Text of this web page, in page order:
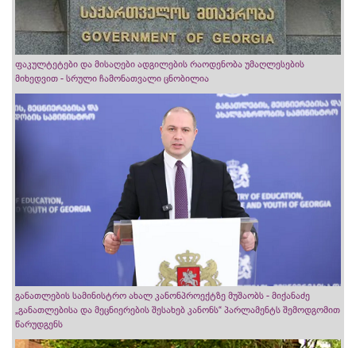
ფაკულტეტები და მისაღები ადგილების რაოდენობა უმაღლესების
მიხედვით - სრული ჩამონათვალი ცნობილია
განათლების სამინისტრო ახალ კანონპროექტზე მუშაობს - მიქანაძე
„განათლებისა და მეცნიერების შესახებ კანონს“ პარლამენტს შემოდგომით
წარუდგენს